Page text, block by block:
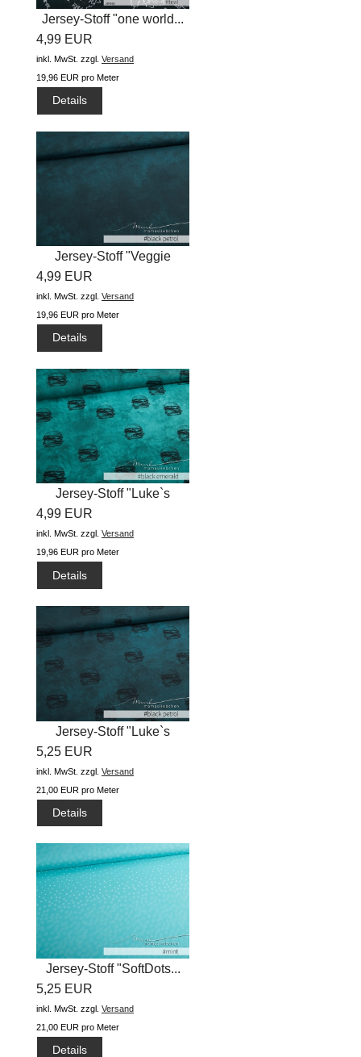
Jersey-Stoff "one world...
4,99 EUR
inkl. MwSt. zzgl. Versand
19,96 EUR pro Meter
Details
Jersey-Stoff "Veggie
#black...
4,99 EUR
inkl. MwSt. zzgl. Versand
19,96 EUR pro Meter
Details
Jersey-Stoff "Luke`s
#black...
4,99 EUR
inkl. MwSt. zzgl. Versand
19,96 EUR pro Meter
Details
Jersey-Stoff "Luke`s
#black...
5,25 EUR
inkl. MwSt. zzgl. Versand
21,00 EUR pro Meter
Details
Jersey-Stoff "SoftDots...
5,25 EUR
inkl. MwSt. zzgl. Versand
21,00 EUR pro Meter
Details